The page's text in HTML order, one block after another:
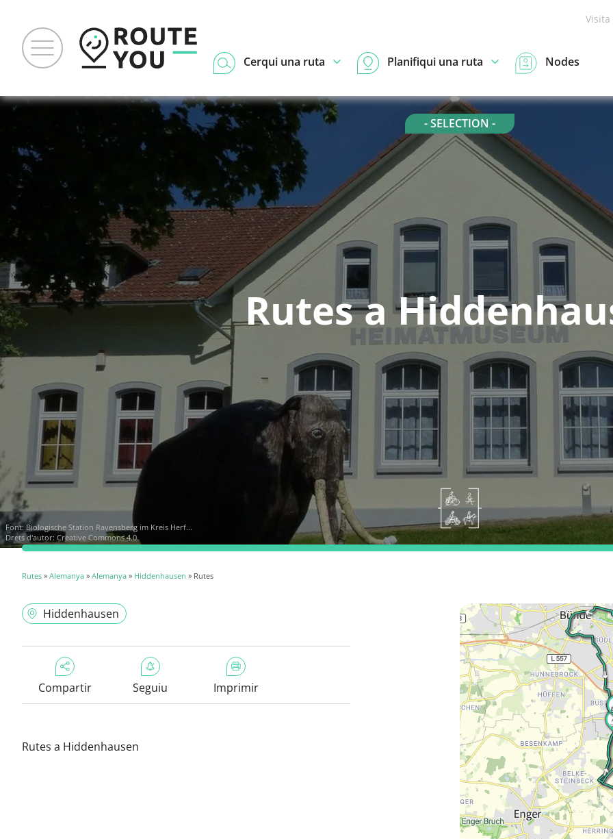
Cerqui una ruta Planifiqui una ruta Nodes
- SELECTION -
Rutes a
Font: Biologische Station Ravensberg im Kreis Herf...
Drets d'autor: Creative Commons 4.0
Rutes » Alemanya » Alemanya » Hiddenhausen » Rutes
Hiddenhausen
Compartir Seguiu Imprimir
Rutes a Hiddenhausen